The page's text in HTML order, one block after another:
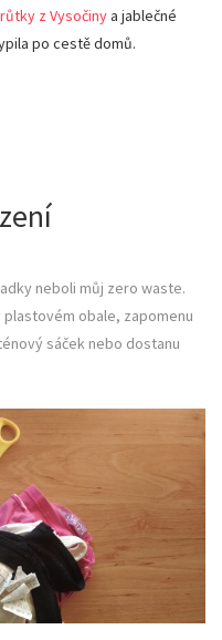
z Vysočinya jablečné
po cestě domů.
neboli můj zero waste.
obale, zapomenu
sáček nebo dostanu